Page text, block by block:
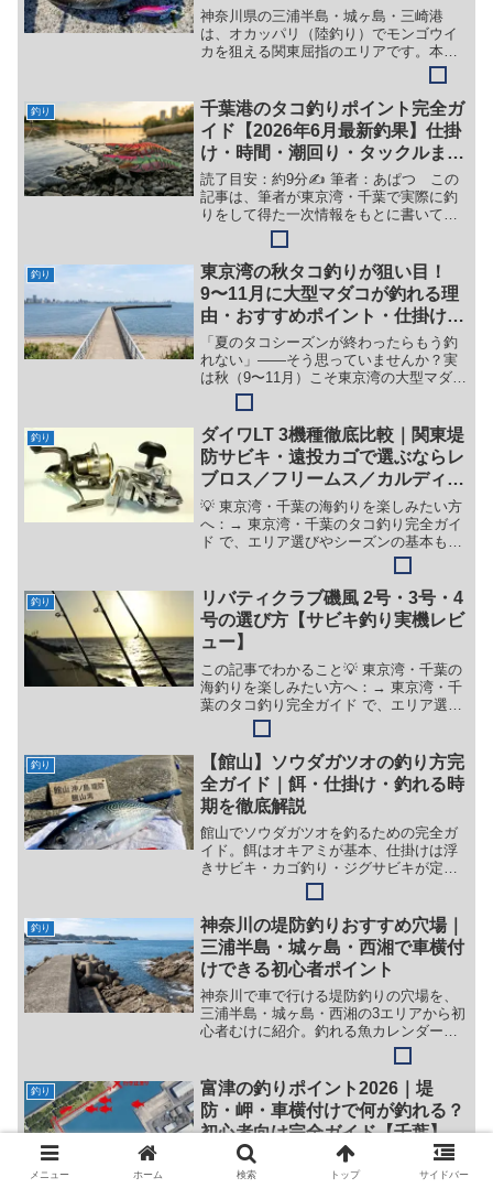
や投げ釣り禁止も要チェック
神奈川県の三浦半島・城ヶ島・三崎港
は、オカッパリ（陸釣り）でモンゴウイ
カを狙える関東屈指のエリアです。本記
事では、具体的な釣りポイント・釣れる
時期・立ち入り禁止エリア・静岡と千葉
との比較まで、まとめて解説します。
釣り
千葉港のタコ釣りポイント完全ガ
イド【2026年6月最新釣果】仕掛
け・時間・潮回り・タックルまで
徹底解説
読了目安：約9分✍️ 筆者：あぱつ この
記事は、筆者が東京湾・千葉で実際に釣
りをして得た一次情報をもとに書いてい
ます。💡 東京湾・千葉のタコ釣りを基礎
から学びたい方へ：→ 東京湾・千葉のタ
コ釣り完全ガイド で全体像をつかめまし
ょう。🐙 この...
釣り
東京湾の秋タコ釣りが狙い目！
9〜11月に大型マダコが釣れる理
由・おすすめポイント・仕掛けを
解説
「夏のタコシーズンが終わったらもう釣
れない」——そう思っていませんか？実
は秋（9〜11月）こそ東京湾の大型マダコ
を狙う絶好のチャンスです。夏の最盛期
に体力をつけたタコが産卵前の荒食いを
するこの時期、1kg超えの大物に出会える
確率がグッと上が...
釣り
ダイワLT 3機種徹底比較｜関東堤
防サビキ・遠投カゴで選ぶならレ
ブロス／フリームス／カルディア
どれ？ 【実釣レビュー】ダイワ
レブロスLT・フリームスLT・カ
ルディアLT｜関東5県の堤防釣り
💡 東京湾・千葉の海釣りを楽しみたい方
へ：→ 東京湾・千葉のタコ釣り完全ガイ
ド で、エリア選びやシーズンの基本もチ
ェックできます。この記事でわかること
ダイワLTシリーズ3グレード（レブロスLT
／フリームスLT／カルディアLT）の違い
堤防サビ...
釣り
リバティクラブ磯風 2号・3号・4
号の選び方【サビキ釣り実機レビ
ュー】
この記事でわかること💡 東京湾・千葉の
海釣りを楽しみたい方へ：→ 東京湾・千
葉のタコ釣り完全ガイド で、エリア選び
やシーズンの基本もチェックできます。
AI 釣果予測GROQ AI 検見川浜 8月5日
(水) の釣り予報 --°C気温 検見川...
釣り
【館山】ソウダガツオの釣り方完
全ガイド｜餌・仕掛け・釣れる時
期を徹底解説
館山でソウダガツオを釣るための完全ガ
イド。餌はオキアミが基本、仕掛けは浮
きサビキ・カゴ釣り・ジグサビキが定番
です。釣れる時期は7月上中旬〜9月、朝
マヅメがねらいめ。初心者向けにヒラソ
ウダとマルソウダの違いや締め方まで、
やさしく解説します。
釣り
神奈川の堤防釣りおすすめ穴場｜
三浦半島・城ヶ島・西湘で車横付
けできる初心者ポイント
神奈川で車で行ける堤防釣りの穴場を、
三浦半島・城ヶ島・西湘の3エリアから初
心者むけに紹介。釣れる魚カレンダー、
駐車場・車横付け・トイレの環境比較、
タックルや時間帯まで、やさしく解説し
ます。
釣り
富津の釣りポイント2026｜堤
防・岬・車横付けで何が釣れる？
初心者向け完全ガイド【千葉】
富津の釣りポイントを堤防・岬・砂浜・
沖堤防のエリア別に徹底ガイド。車横付
メニュー ホーム 検索 トップ サイドバー